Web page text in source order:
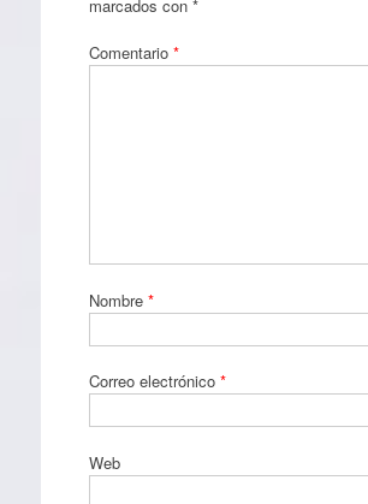
marcados con *
Comentario *
Nombre *
Correo electrónico *
Web